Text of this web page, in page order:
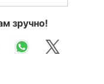
зручно!